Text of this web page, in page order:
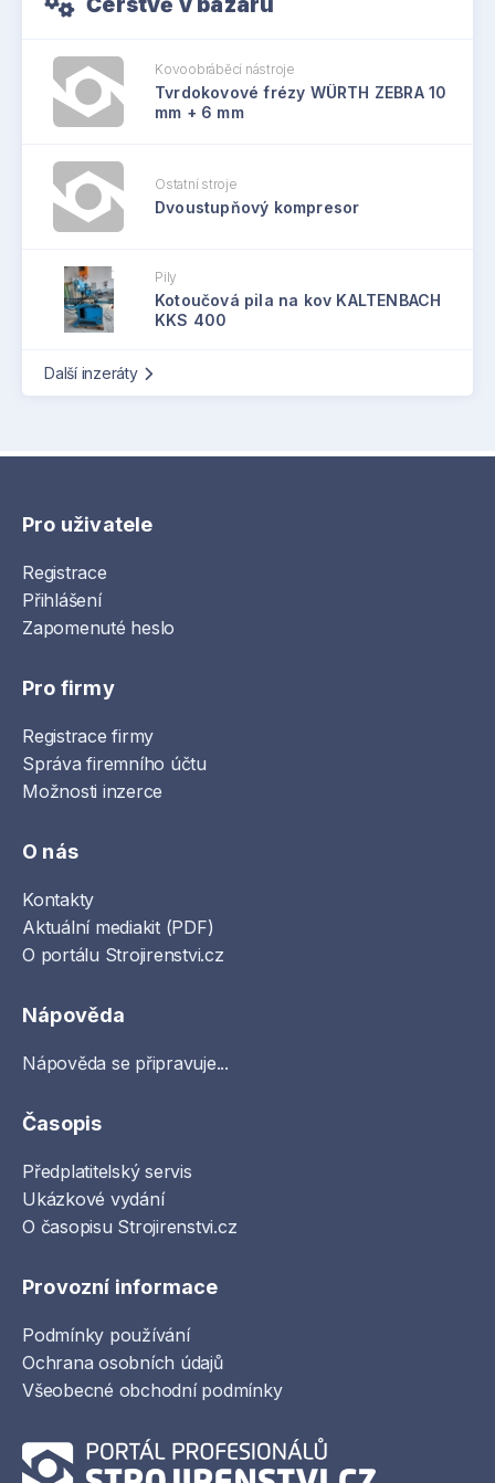
Kovoobráběcí nástroje
Tvrdokovové frézy WÜRTH ZEBRA 10
mm + 6 mm
Ostatní stroje
Dvoustupňový kompresor
Pily
Kotoučová pila na kov KALTENBACH
KKS 400
Další inzeráty
Pro uživatele
Registrace
Přihlášení
Zapomenuté heslo
Pro firmy
Registrace firmy
Správa firemního účtu
Možnosti inzerce
O nás
Kontakty
Aktuální mediakit (PDF)
O portálu Strojirenstvi.cz
Nápověda
Nápověda se připravuje...
Časopis
Předplatitelský servis
Ukázkové vydání
O časopisu Strojirenstvi.cz
Provozní informace
Podmínky používání
Ochrana osobních údajů
Všeobecné obchodní podmínky